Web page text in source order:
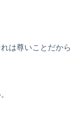
は尊いことだから